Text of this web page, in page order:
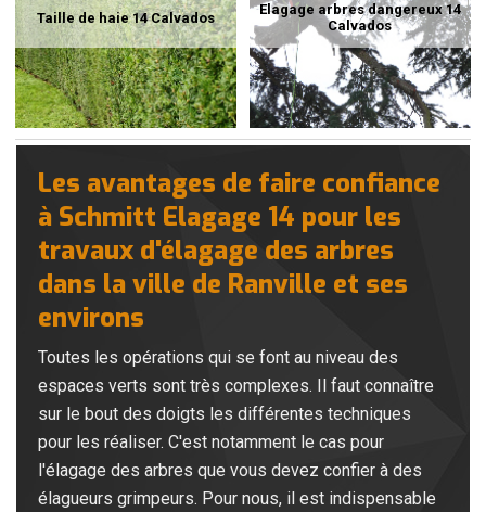
Taille de haie 14 Calvados
Elagage arbres dangereux 14
Calvados
Les avantages de faire confiance
à Schmitt Elagage 14 pour les
travaux d'élagage des arbres
dans la ville de Ranville et ses
environs
Toutes les opérations qui se font au niveau des
espaces verts sont très complexes. Il faut connaître
sur le bout des doigts les différentes techniques
pour les réaliser. C'est notamment le cas pour
l'élagage des arbres que vous devez confier à des
élagueurs grimpeurs. Pour nous, il est indispensable